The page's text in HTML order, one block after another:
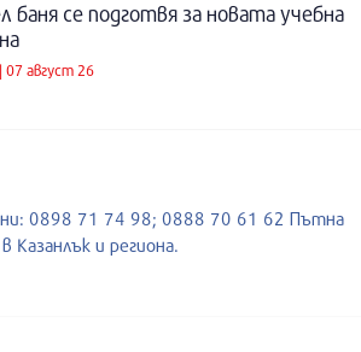
баня се подготвя за новата учебна
07 август 26
0898 71 74 98; 0888 70 61 62 Пътна
Казанлък и региона.